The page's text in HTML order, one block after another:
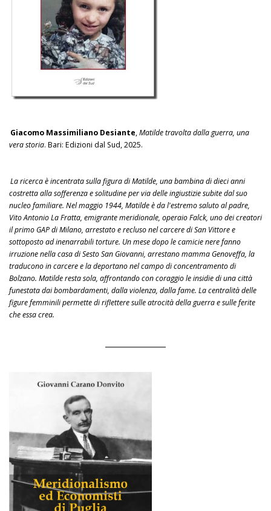
Giacomo Massimiliano Desiante,Matilde travolta dalla guerra, una
vera storia. Bari: Edizioni dal Sud, 2025.
La ricerca è incentrata sulla figura di Matilde, una bambina di dieci anni
costretta alla sofferenza e solitudine per via delle ingiustizie subite dal suo
nucleo familiare. Nel maggio 1944, Matilde è da l'estremo saluto al padre,
Vito Antonio La Fratta, emigrante meridionale, operaio Falck, uno dei creatori
il primo GAP di Milano, arrestato e recluso nel carcere di San Vittore e
sottoposto ad inenarrabili torture. Un mese dopo le camicie nere fanno
irruzione nella casa di Sesto San Giovanni, arrestano mamma Genoveffa, la
traducono in carcere e la deportano nel campo di concentramento di
Bolzano. Matilde resta sola, affrontando con coraggio le insidie di una città
funestata dai bombardamenti, dalla violenza, dalla fame. La centralità delle
figure femminili permette di riflettere sulle atrocità della guerra e sulle ferite
che essa crea.